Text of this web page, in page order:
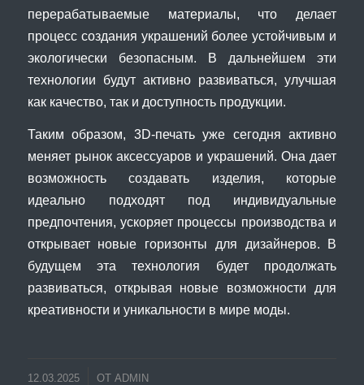
перерабатываемые материалы, что делает
процесс создания украшений более устойчивым и
экологически безопасным. В дальнейшем эти
технологии будут активно развиваться, улучшая
как качество, так и доступность продукции.
Таким образом, 3D-печать уже сегодня активно
меняет рынок аксессуаров и украшений. Она дает
возможность создавать изделия, которые
идеально подходят под индивидуальные
предпочтения, ускоряет процессы производства и
открывает новые горизонты для дизайнеров. В
будущем эта технология будет продолжать
развиваться, открывая новые возможности для
креативности и уникальности в мире моды.
12.03.2025 ОТ ADMIN